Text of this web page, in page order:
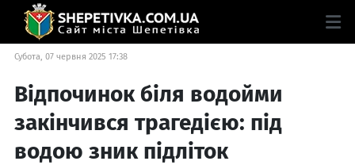
Субота, 07 червня 2025 17:38
Відпочинок біля водойми
закінчився трагедією: під
водою зник підліток